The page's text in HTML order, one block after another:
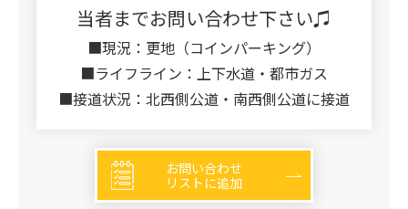
当者までお問い合わせ下さい♫
■現況：更地（コインパーキング）
■ライフライン：上下水道・都市ガス
■接道状況：北西側公道・南西側公道に接道
お問い合わせ
リストに追加